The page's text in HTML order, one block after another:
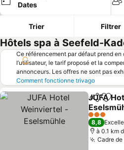
Dates
Trier Filtrer
Hôtels spa à Seefeld-
Ce référencement par défaut prend en
l’utilisateur, le tarif proposé et la
annonceurs. Les offres ne sont pas
Comment fonctionne trivago
Partager
JUFA
3 Étoiles
8,8
à 0.1 km
Cadre